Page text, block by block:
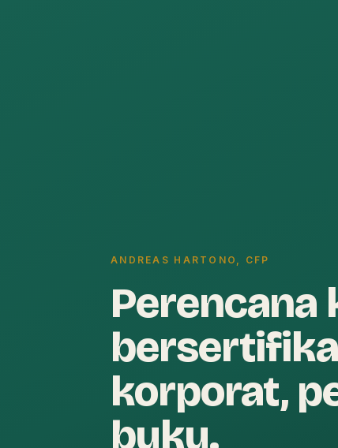
ANDREAS HARTONO, CFP
Perencana
korporat,
buku.